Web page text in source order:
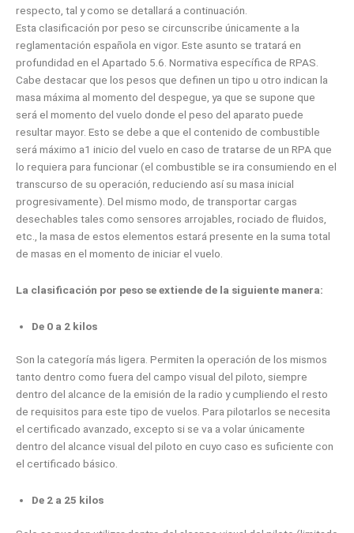
respecto, tal y como se detallará a continuación.
Esta clasificación por peso se circunscribe únicamente a la
reglamentación española en vigor. Este asunto se tratará en
profundidad en el Apartado 5.6. Normativa específica de RPAS.
Cabe destacar que los pesos que definen un tipo u otro indican la
masa máxima al momento del despegue, ya que se supone que
será el momento del vuelo donde el peso del aparato puede
resultar mayor. Esto se debe a que el contenido de combustible
será máximo a1 inicio del vuelo en caso de tratarse de un RPA que
lo requiera para funcionar (el combustible se ira consumiendo en el
transcurso de su operación, reduciendo así su masa inicial
progresivamente). Del mismo modo, de transportar cargas
desechables tales como sensores arrojables, rociado de fluidos,
etc., la masa de estos elementos estará presente en la suma total
de masas en el momento de iniciar el vuelo.
La clasificación por peso se extiende de la siguiente manera:
De 0 a 2 kilos
Son la categoría más ligera. Permiten la operación de los mismos
tanto dentro como fuera del campo visual del piloto, siempre
dentro del alcance de la emisión de la radio y cumpliendo el resto
de requisitos para este tipo de vuelos. Para pilotarlos se necesita
el certificado avanzado, excepto si se va a volar únicamente
dentro del alcance visual del piloto en cuyo caso es suficiente con
el certificado básico.
De 2 a 25 kilos